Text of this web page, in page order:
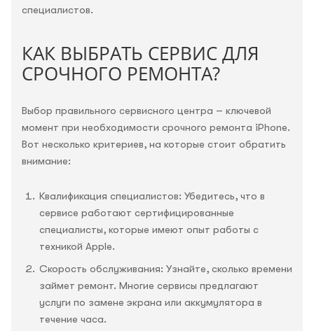
специалистов.
КАК ВЫБРАТЬ СЕРВИС ДЛЯ
СРОЧНОГО РЕМОНТА?
Выбор правильного сервисного центра – ключевой
момент при необходимости срочного ремонта iPhone.
Вот несколько критериев, на которые стоит обратить
внимание:
Квалификация специалистов: Убедитесь, что в
сервисе работают сертифицированные
специалисты, которые имеют опыт работы с
техникой Apple.
Скорость обслуживания: Узнайте, сколько времени
займет ремонт. Многие сервисы предлагают
услуги по замене экрана или аккумулятора в
течение часа.